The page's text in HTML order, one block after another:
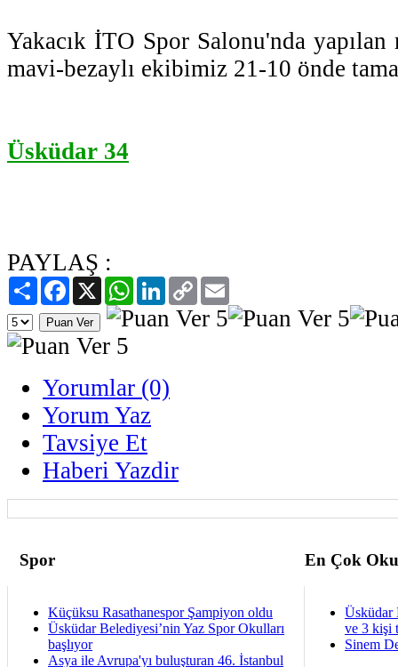
Yakacık İTO Spor Salonu'nda yapılan
mavi-bezaylı ekibimiz 21-10 önde
Üsküdar 34
PAYLAŞ :
PaylaşFacebook
X WhatsAppLinkedIn
Copy
Link
Yorumlar (0)
Yorum Yaz
Tavsiye Et
Haberi Yazdir
Spor En Çok
Küçüksu Rasathanespor Şampiyon oldu
Üsküdar Belediyesi’nin Yaz Spor Okulları
başlıyor
Asya ile Avrupa'yı buluşturan 46. İstanbul
Üsküdar
ve 3 kişi
Sinem